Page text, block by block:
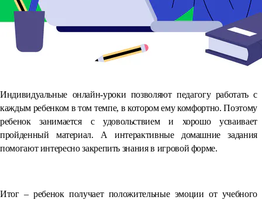
Индивидуальные онлайн-уроки позволяют педагогу работать с
каждым ребенком в том темпе, в котором ему комфортно. Поэтому
ребенок занимается с удовольствием и хорошо усваивает
пройденный материал. А интерактивные домашние задания
помогают интересно закрепить знания в игровой форме.
Итог – ребенок получает положительные эмоции от учебного